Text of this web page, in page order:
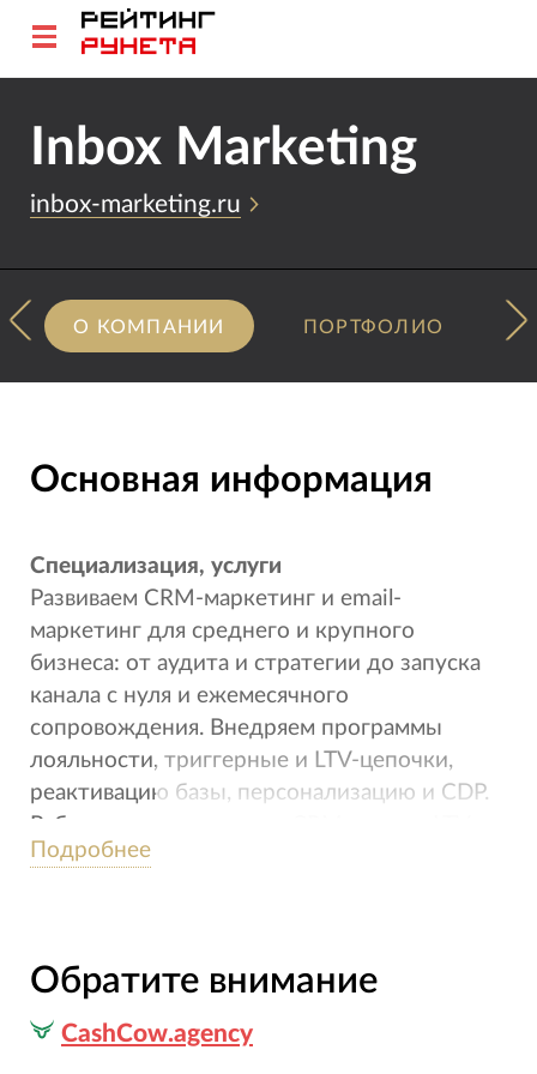
Inbox Marketing
inbox-marketing.ru
О КОМПАНИИ ПОРТФОЛИО
Основная информация
Специализация, услуги
Развиваем CRM-маркетинг и email-
маркетинг для среднего и крупного
бизнеса: от аудита и стратегии до запуска
канала с нуля и ежемесячного
сопровождения. Внедряем программы
лояльности, триггерные и LTV-цепочки,
реактивацию базы, персонализацию и CDP.
Работаем на выручку из CRM-канала, LTV,
повторные продажи и ROMI. Платформы:
страхование, промышленность, финсектор,
автодилеры.
Подробнее
Обратите внимание
CashCow.agency